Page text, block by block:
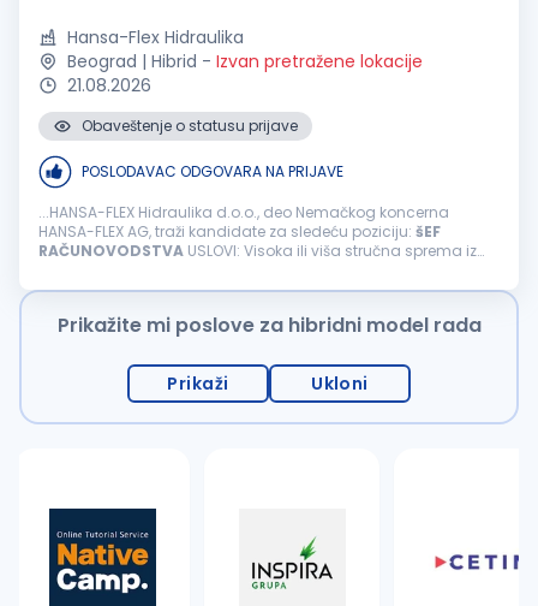
Hansa-Flex Hidraulika
Beograd | Hibrid - Izvan pretražene lokacije
21.08.2026
Obaveštenje o statusu prijave
POSLODAVAC ODGOVARA NA PRIJAVE
...HANSA-FLEX Hidraulika d.o.o., deo Nemačkog koncerna
HANSA-FLEX AG, traži kandidate za sledeću poziciju: šEF
RAČUNOVODSTVA USLOVI: Visoka ili viša stručna sprema iz
rukovodećim pozicijama...
Prikažite mi poslove za hibridni model rada
Prikaži Ukloni